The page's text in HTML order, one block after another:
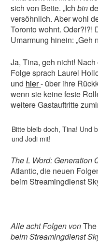
sich von Bette. „Ichbin
versöhnlich. Aber wohl
Toronto wohnt. Oder?!?!
Umarmung hinein: „Geh
Ja, Tina, geh nicht!
Folge sprach Laurel
und hier- über ihre
wenn sie keine feste
weitere Gastauftritte
Bitte bleib doch, Tina! Und
und Jodi mit!
The L Word: Generation
Atlantic, die neuen
beim Streamingdienst
Alle acht Folgen von
beim Streamingdienst